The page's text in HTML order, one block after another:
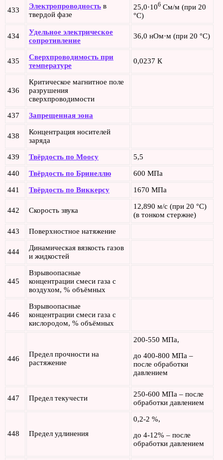
433 Электропроводность в
твердой фазе
25,0·106 См/м (при 20
°C)
434
Удельное электрическое
сопротивление
36,0 нОм·м (при 20 °C)
435
Сверхпроводимость при
температуре
0,0237 К
436
Критическое магнитное поле
разрушения
сверхпроводимости
437 Запрещенная зона
438
Концентрация носителей
заряда
439 Твёрдость по Моосу 5,5
440 Твёрдость по Бринеллю 600 МПа
441 Твёрдость по Виккерсу 1670 МПа
442 Скорость звука
12,890 м/с (при 20 °C)
(в тонком стержне)
443 Поверхностное натяжение
444
Динамическая вязкость газов
и жидкостей
445
Взрывоопасные
концентрации смеси газа с
воздухом, % объёмных
446
Взрывоопасные
концентрации смеси газа с
кислородом, % объёмных
446
Предел прочности на
растяжение
200-550 МПа,
до 400-800 МПа –
после обработки
давлением
447 Предел текучести
250-600 МПа – после
обработки давлением
448 Предел удлинения
0,2-2 %,
до 4-12% – после
обработки давлением